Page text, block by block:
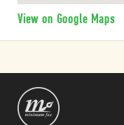
View on Google Maps